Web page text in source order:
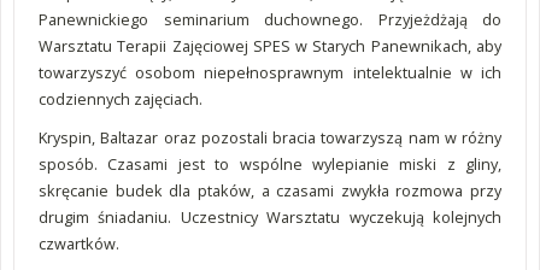
Panewnickiego seminarium duchownego. Przyjeżdżają do
Warsztatu Terapii Zajęciowej SPES w Starych Panewnikach, aby
towarzyszyć osobom niepełnosprawnym intelektualnie w ich
codziennych zajęciach.
Kryspin, Baltazar oraz pozostali bracia towarzyszą nam w różny
sposób. Czasami jest to wspólne wylepianie miski z gliny,
skręcanie budek dla ptaków, a czasami zwykła rozmowa przy
drugim śniadaniu. Uczestnicy Warsztatu wyczekują kolejnych
czwartków.